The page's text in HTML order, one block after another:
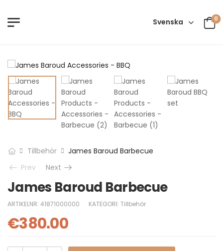
Svenska 0
Tillbehör
James Baroud Barbecue
Prev
Next
James Baroud Barbecue
ARTIKELNR: 41871000000 KATEGORI: Tillbehör
€380.00